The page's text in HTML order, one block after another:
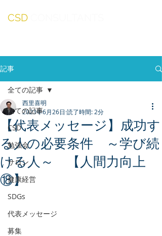
CSD
記事
全ての記事
CSD
勉強会
サロン
健康経営
SDGs
代表メッセージ
募集
全ての記事
【代表メッセージ】成功す
る人の必要条件 ～学び続
ける人～ 【人間力向上
⑱】
西里喜明
2023年6月26日 読了時間: 2分